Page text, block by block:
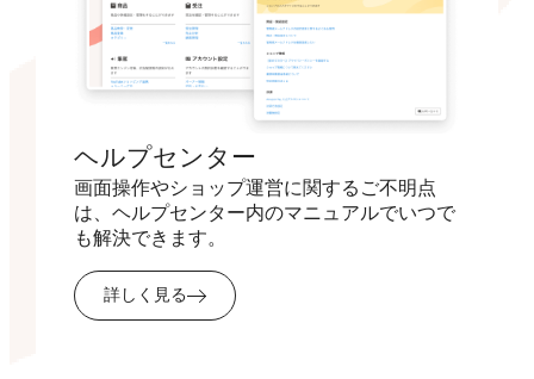
ヘルプセンター
画面操作やショップ運営に関するご不明点
は、ヘルプセンター内のマニュアルでいつで
も解決できます。
詳しく見る